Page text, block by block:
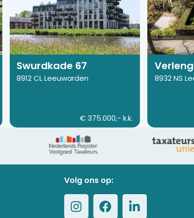
van
Swurdkade
67
Swurdkade 67
8912 CL Leeuwarden
€ 375.000,- k.k.
van
Verlengde
Schrans
106
8932 NS
Volg ons op: